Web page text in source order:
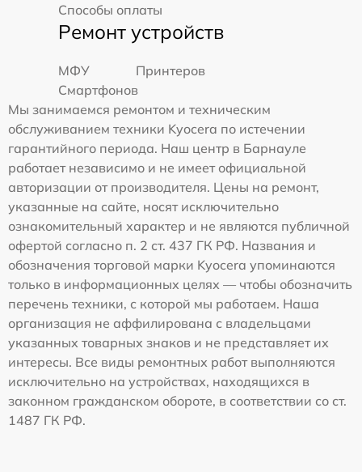
Способы оплаты
Ремонт устройств
МФУ
Принтеров
Смартфонов
Мы занимаемся ремонтом и техническим
обслуживанием техники Kyocera по истечении
гарантийного периода. Наш центр в Барнауле
работает независимо и не имеет официальной
авторизации от производителя. Цены на ремонт,
указанные на сайте, носят исключительно
ознакомительный характер и не являются публичной
офертой согласно п. 2 ст. 437 ГК РФ. Названия и
обозначения торговой марки Kyocera упоминаются
только в информационных целях — чтобы обозначить
перечень техники, с которой мы работаем. Наша
организация не аффилирована с владельцами
указанных товарных знаков и не представляет их
интересы. Все виды ремонтных работ выполняются
исключительно на устройствах, находящихся в
законном гражданском обороте, в соответствии со ст.
1487 ГК РФ.